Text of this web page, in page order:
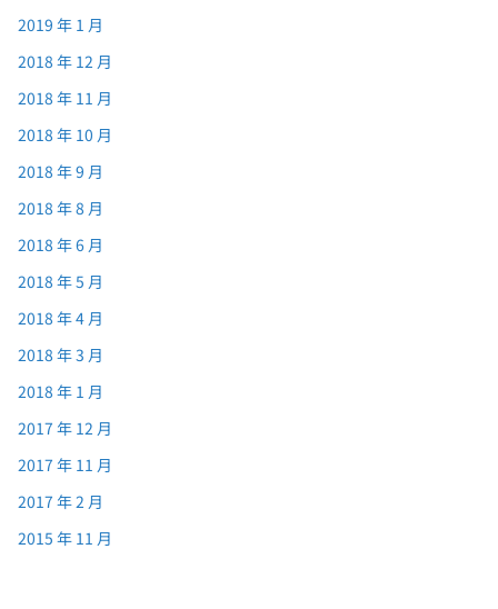
2019 年 1 月
2018 年 12 月
2018 年 11 月
2018 年 10 月
2018 年 9 月
2018 年 8 月
2018 年 6 月
2018 年 5 月
2018 年 4 月
2018 年 3 月
2018 年 1 月
2017 年 12 月
2017 年 11 月
2017 年 2 月
2015 年 11 月